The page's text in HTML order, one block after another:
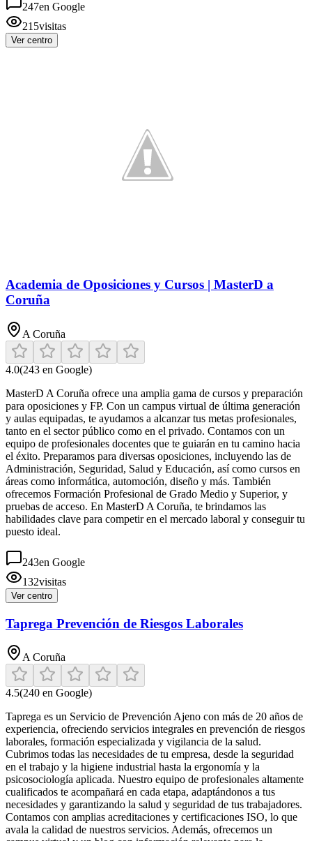
247en Google
215visitas
Ver centro
Academia de Oposiciones y Cursos | MasterD a
Coruña
A Coruña
4.0(243 en Google)
MasterD A Coruña ofrece una amplia gama de cursos y preparación
para oposiciones y FP. Con un campus virtual de última generación
y aulas equipadas, te ayudamos a alcanzar tus metas profesionales,
tanto en el sector público como en el privado. Contamos con un
equipo de profesionales docentes que te guiarán en tu camino hacia
el éxito. Preparamos para diversas oposiciones, incluyendo las de
Administración, Seguridad, Salud y Educación, así como cursos en
áreas como informática, automoción, diseño y más. También
ofrecemos Formación Profesional de Grado Medio y Superior, y
pruebas de acceso. En MasterD A Coruña, te brindamos las
habilidades clave para competir en el mercado laboral y conseguir tu
puesto ideal.
243en Google
132visitas
Ver centro
Taprega Prevención de Riesgos Laborales
A Coruña
4.5(240 en Google)
Taprega es un Servicio de Prevención Ajeno con más de 20 años de
experiencia, ofreciendo servicios integrales en prevención de riesgos
laborales, formación especializada y vigilancia de la salud.
Cubrimos todas las necesidades de tu empresa, desde la seguridad
en el trabajo y la higiene industrial hasta la ergonomía y la
psicosociología aplicada. Nuestro equipo de profesionales altamente
cualificados te acompañará en cada etapa, adaptándonos a tus
necesidades y garantizando la salud y seguridad de tus trabajadores.
Contamos con amplias acreditaciones y certificaciones ISO, lo que
avala la calidad de nuestros servicios. Además, ofrecemos un